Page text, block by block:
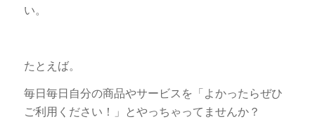
い。
たとえば。
毎日毎日自分の商品やサービスを「よかったらぜひ
ご利用ください！」とやっちゃってませんか？